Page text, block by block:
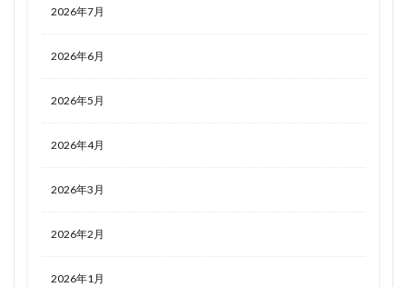
2026年7月
2026年6月
2026年5月
2026年4月
2026年3月
2026年2月
2026年1月